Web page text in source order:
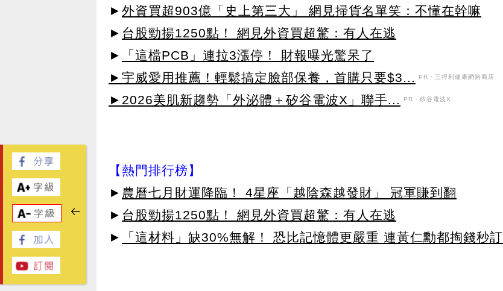
► 外資買超903億「史上第三大」 網見掃貨名單笑：不懂在幹嘛
► 台股勁揚1250點！ 網見外資買超驚：有人在逃
►
「這檔PCB」連拉3漲停！ 財報曝光驚呆了
►宇威愛用推薦！輕鬆搞定臉部保養，首購只要$3...
PR・三得利健康網路商店
►2026美肌新趨勢「外泌體＋矽谷電波X」聯手... PR・矽谷電波X
【熱門排行榜】
► 農曆七月財運降臨！ 4星座「越陰森越發財」 冠軍賺到翻
► 台股勁揚1250點！ 網見外資買超驚：有人在逃
►
「這材料」缺30%無解！ 恐比記憶體更嚴重 連黃仁勳都掏錢秒訂